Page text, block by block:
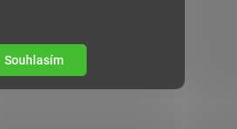
Souhlasím